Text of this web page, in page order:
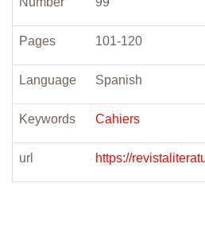
Pages 101-120
Language Spanish
Keywords Cahiers
url https://